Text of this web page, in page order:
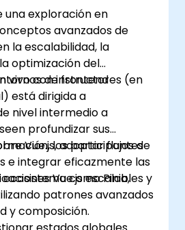
una exploración en
avanzados de
la escalabilidad, la
optimización del
de frontend
vivo con instructores (en
está dirigida a
nivel intermedio a
profundizar sus
Vue.js, adoptar flujos de
e integrar eficazmente las
como Pinia,
los participantes
Vue.js escalables y
patrones avanzados
y composición.